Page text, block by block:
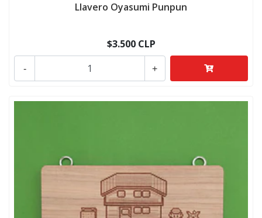
Llavero Oyasumi Punpun
$3.500 CLP
+
-